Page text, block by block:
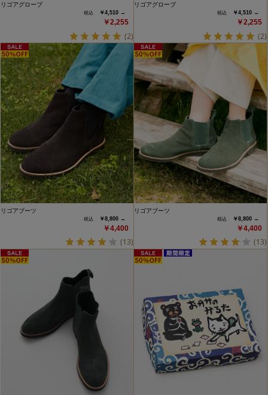
リゴアグローブ
￥4,510 →
￥2,255
(2)
リゴアグローブ
￥4,510 →
￥2,255
(2)
リゴアブーツ
￥8,800 →
￥4,400
(13)
リゴアブーツ
￥8,800 →
￥4,400
(13)